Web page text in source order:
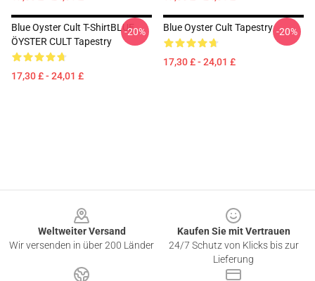
Blue Oyster Cult T-ShirtBLUE
ÖYSTER CULT Tapestry
17,30 £ - 24,01 £
-20% Blue Oyster Cult Tapestry
17,30 £ - 24,01 £
-20%
Weltweiter Versand
Wir versenden in über 200 Länder
Kaufen Sie mit Vertrauen
24/7 Schutz von Klicks bis zur
Lieferung